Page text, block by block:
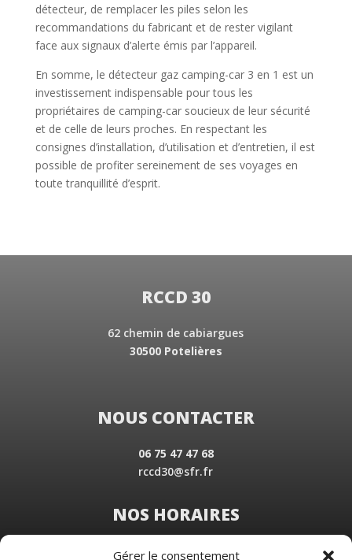
Gérer le consentement
détecteur, de remplacer les piles selon les
recommandations du fabricant et de rester vigilant
face aux signaux d’alerte émis par l’appareil.
En somme, le détecteur gaz camping-car 3 en 1 est un
investissement indispensable pour tous les
propriétaires de camping-car soucieux de leur sécurité
et de celle de leurs proches. En respectant les
consignes d’installation, d’utilisation et d’entretien, il est
possible de profiter sereinement de ses voyages en
toute tranquillité d’esprit.
RCCD 30
62 chemin de cabiargues
30500 Potelières
NOUS CONTACTER
06 75 47 47 68
rccd30@sfr.fr
NOS HORAIRES
Du Lundi au Vendredi